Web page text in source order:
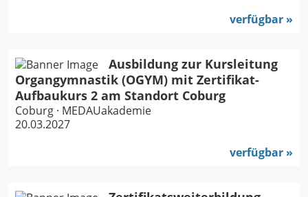
verfügbar
Ausbildung zur Kursleitung
Organgymnastik (OGYM) mit Zertifikat-
Aufbaukurs 2 am Standort Coburg
Coburg · MEDAUakademie
20.03.2027
verfügbar